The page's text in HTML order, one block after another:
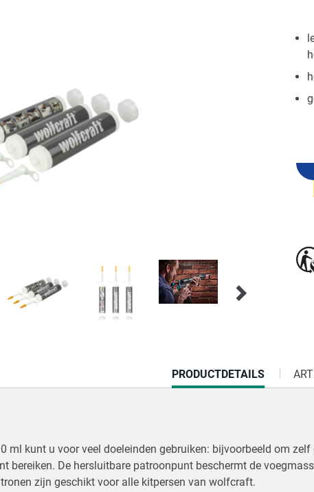
CURRENT
TAB:
PRODUCTDETAILS
ml kunt u voor veel doeleinden gebruiken: bijvoorbeeld om
bereiken. De hersluitbare patroonpunt beschermt de
zijn geschikt voor alle kitpersen van wolfcraft.